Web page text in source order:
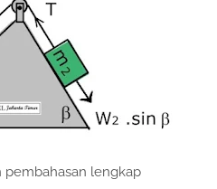
pembahasan lengkap